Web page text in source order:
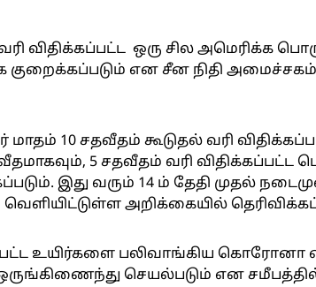
விதிக்கப்பட்ட ஒரு சில அமெரிக்க
குறைக்கப்படும் என சீன நிதி
10 சதவீதம் கூடுதல் வரி
5 சதவீதம் வரி விதிக்கப்பட்ட
இது வரும் 14 ம் தேதி முதல்
அறிக்கையில்
உயிர்களை பலிவாங்கிய கொரோனா
செயல்படும் என